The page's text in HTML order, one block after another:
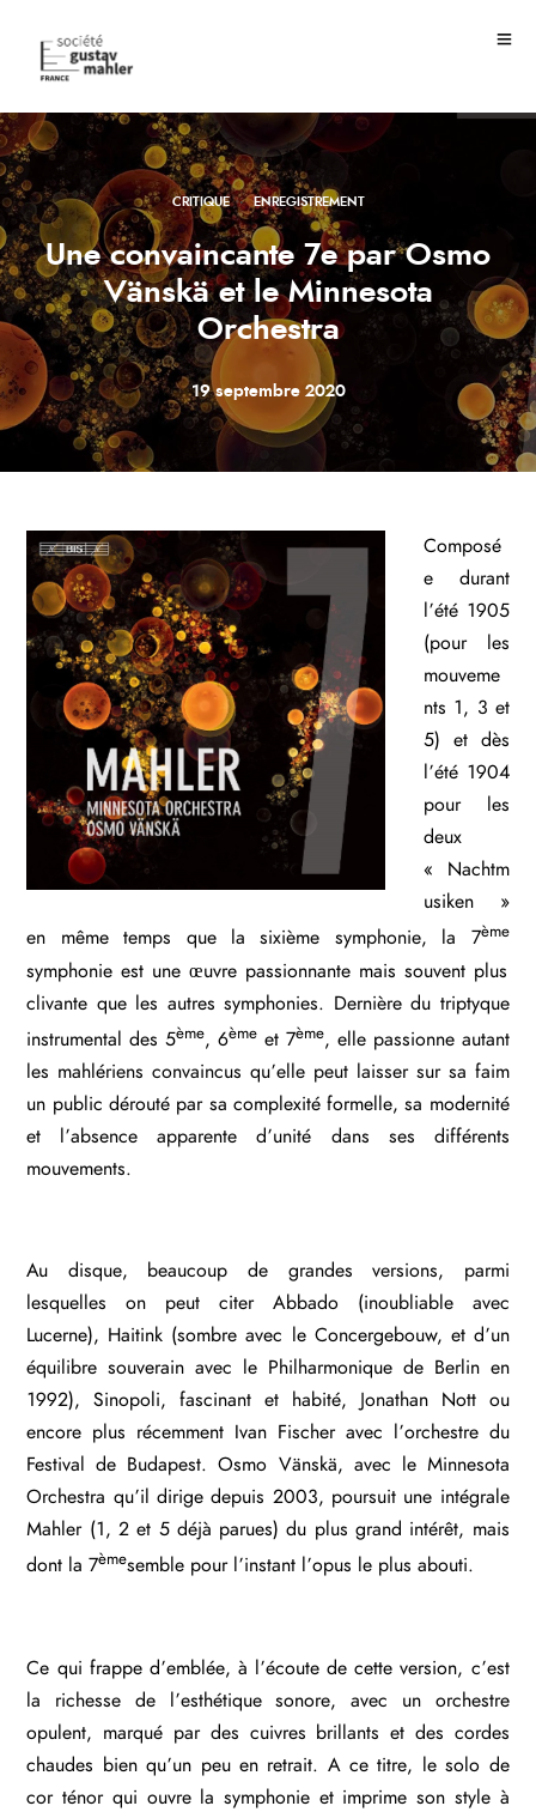
CRITIQUE·ENREGISTREMENT
Une convaincante 7e par Osmo
Vänskä et le Minnesota
Orchestra
19 septembre 2020
Composé
e durant
l’été 1905
(pour les
mouveme
nts 1, 3 et
5) et dès
l’été 1904
pour les
deux
« Nachtm
usiken »
en même temps que la sixième symphonie, la 7ème
symphonie est une œuvre passionnante mais souvent plus
clivante que les autres symphonies. Dernière du triptyque
instrumental des 5ème, 6ème et 7ème, elle passionne autant
les mahlériens convaincus qu’elle peut laisser sur sa faim
un public dérouté par sa complexité formelle, sa modernité
et l’absence apparente d’unité dans ses différents
mouvements.
Au disque, beaucoup de grandes versions, parmi
lesquelles on peut citer Abbado (inoubliable avec
Lucerne), Haitink (sombre avec le Concergebouw, et d’un
équilibre souverain avec le Philharmonique de Berlin en
1992), Sinopoli, fascinant et habité, Jonathan Nott ou
encore plus récemment Ivan Fischer avec l’orchestre du
Festival de Budapest. Osmo Vänskä, avec le Minnesota
Orchestra qu’il dirige depuis 2003, poursuit une intégrale
Mahler (1, 2 et 5 déjà parues) du plus grand intérêt, mais
dont la 7èmesemble pour l’instant l’opus le plus abouti.
Ce qui frappe d’emblée, à l’écoute de cette version, c’est
la richesse de l’esthétique sonore, avec un orchestre
opulent, marqué par des cuivres brillants et des cordes
chaudes bien qu’un peu en retrait. A ce titre, le solo de
cor ténor qui ouvre la symphonie et imprime son style à